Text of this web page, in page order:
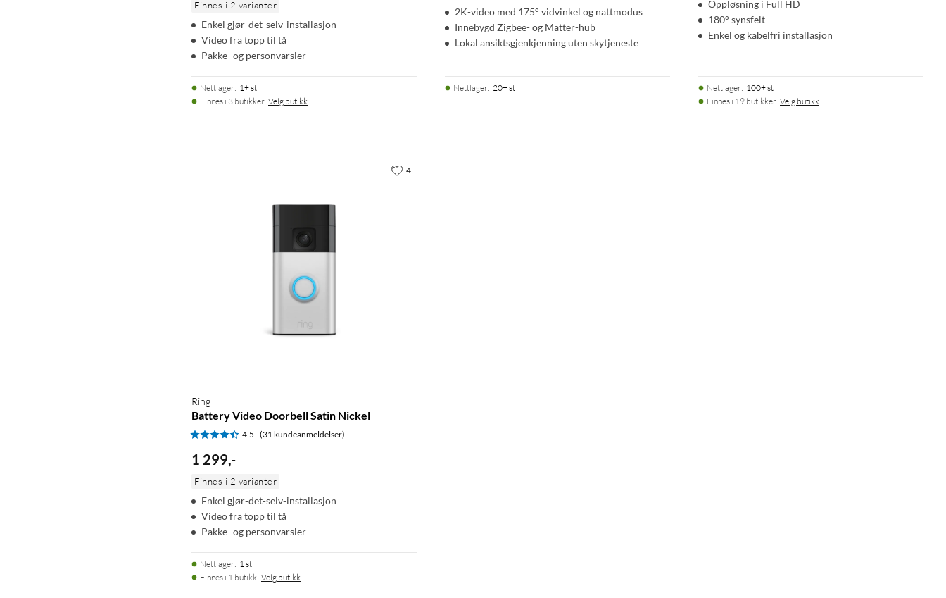
Finnes i 2 varianter
Enkel gjør-det-selv-installasjon
Video fra topp til tå
Pakke- og personvarsler
Nettlager: 1+ st
Finnes i 3 butikker. Velg butikk
2K-video med 175° vidvinkel og nattmodus
Innebygd Zigbee- og Matter-hub
Lokal ansiktsgjenkjenning uten skytjeneste
Nettlager: 20+ st
Oppløsning i Full HD
180° synsfelt
Enkel og kabelfri installasjon
Nettlager: 100+ st
Finnes i 19 butikker. Velg butikk
Ring
Battery Video Doorbell Satin Nickel
4.5 (31 kundeanmeldelser)
1 299,-
Finnes i 2 varianter
Enkel gjør-det-selv-installasjon
Video fra topp til tå
Pakke- og personvarsler
Nettlager: 1 st
Finnes i 1 butikk. Velg butikk
4